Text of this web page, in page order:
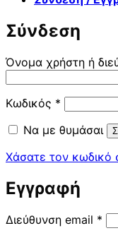
Σύνδεση
Όνομα χρήστη ή
Κωδικός * Απαιτείται
Να με θυμάσαι
Χάσατε τον κωδικό
Εγγραφή
Διεύθυνση email *